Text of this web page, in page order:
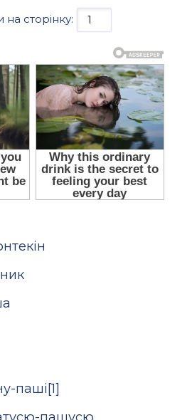
сторінку:
паші[1]